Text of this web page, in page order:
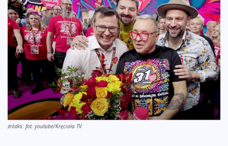
źródło: fot. youtube/Kręcioła TV